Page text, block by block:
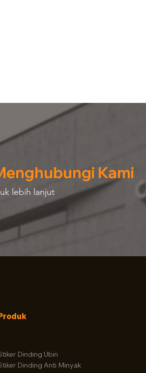
Kami
lebih lanjut
Dinding Ubin
Dinding Anti Minyak